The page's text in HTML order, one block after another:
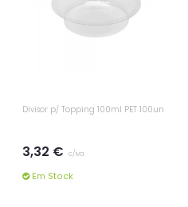
Divisor p/ Topping 100ml PET 100un
3,32 € c/iva
Em Stock